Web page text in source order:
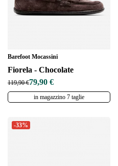
Barefoot Mocassini
Fiorela - Chocolate
119,90 €79,90 €
in magazzino 7 taglie
-33%